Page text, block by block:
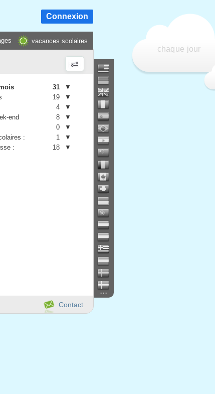
chaque jour
Connexion
vacances scolaires
...
Contact
31
▼
19
▼
4
▼
end
8
▼
0
▼
:
1
▼
:
18 ▼